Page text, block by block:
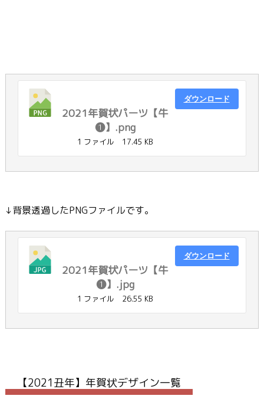
2021年賀状パーツ【牛
❶】.png
1 ファイル 17.45 KB
ダウンロード
↓背景透過したPNGファイルです。
2021年賀状パーツ【牛
❶】.jpg
1 ファイル 26.55 KB
ダウンロード
【2021丑年】年賀状デザイン一覧